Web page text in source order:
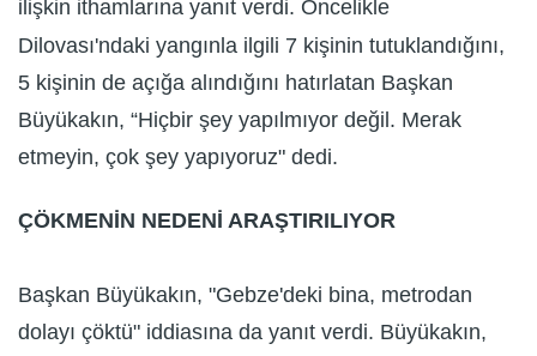
ilişkin ithamlarına yanıt verdi. Öncelikle
Dilovası'ndaki yangınla ilgili 7 kişinin tutuklandığını,
5 kişinin de açığa alındığını hatırlatan Başkan
Büyükakın, “Hiçbir şey yapılmıyor değil. Merak
etmeyin, çok şey yapıyoruz" dedi.
ÇÖKMENİN NEDENİ ARAŞTIRILIYOR
Başkan Büyükakın, "Gebze'deki bina, metrodan
dolayı çöktü" iddiasına da yanıt verdi. Büyükakın,